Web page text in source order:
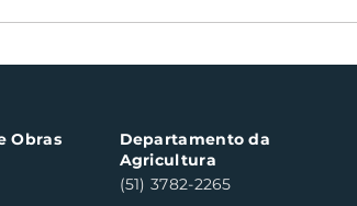
do Sul
Obras
Departamento da
Agricultura
(51) 3782-2265